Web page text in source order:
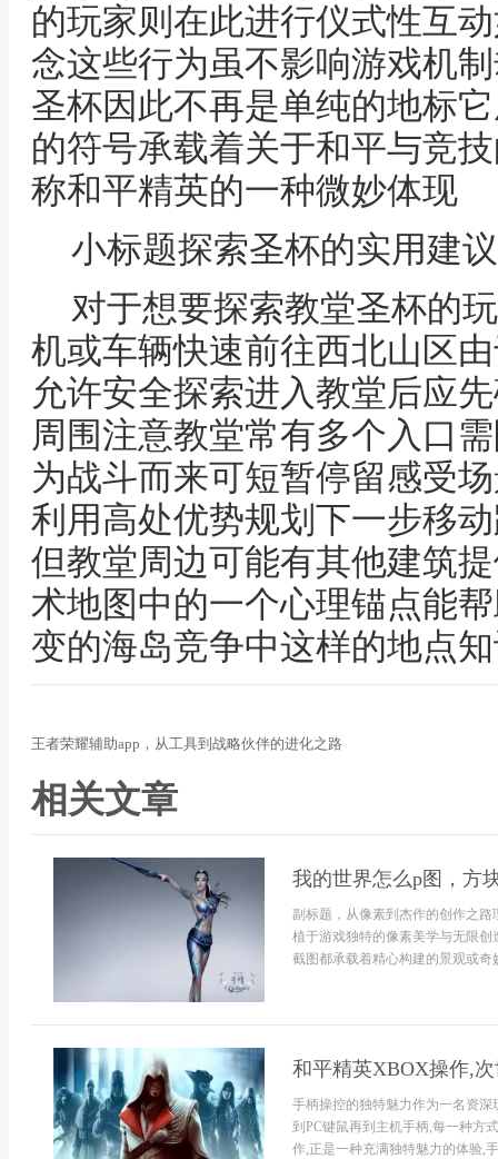
的玩家则在此进行仪式性互
念这些行为虽不影响游戏机
圣杯因此不再是单纯的地标
的符号承载着关于和平与竞
称和平精英的一种微妙体现
小标题探索圣杯的实用建议
对于想要探索教堂圣杯的
机或车辆快速前往西北山区
允许安全探索进入教堂后应
周围注意教堂常有多个入口
为战斗而来可短暂停留感受
利用高处优势规划下一步移
但教堂周边可能有其他建筑
术地图中的一个心理锚点能
变的海岛竞争中这样的地点
王者荣耀辅助app，从工具到战略伙伴的进化之路
相关文章
我的世界怎么p图，方
副标题，从像素到杰作的创作之
植于游戏独特的像素美学与无限
截图都承载着精心构建的景观或奇
和平精英XBOX操作,
手柄操控的独特魅力作为一名资
到PC键鼠再到主机手柄,每一种方
作,正是一种充满独特魅力的体验,